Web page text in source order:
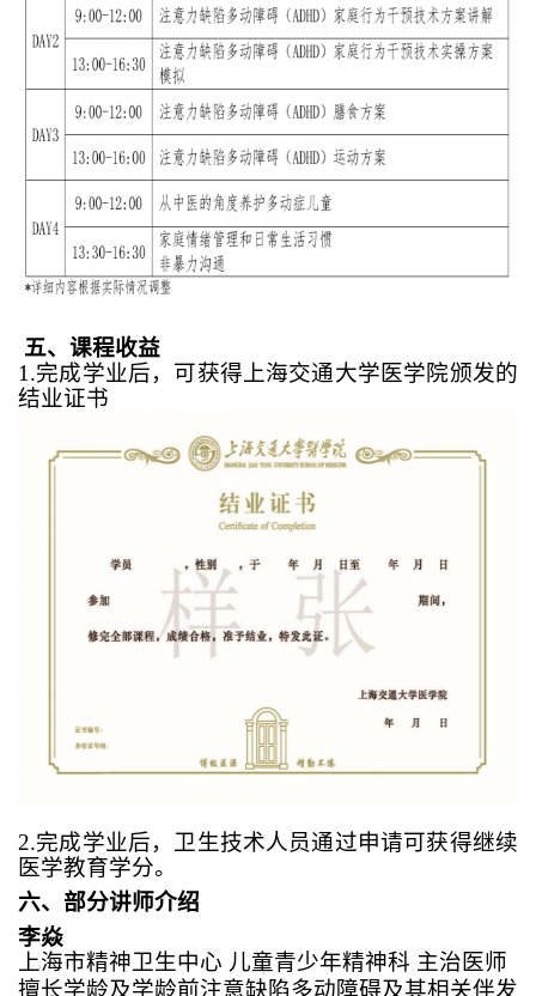
五、课程收益
1 .完成学业后，可获得上海交通大学医学院颁发的
结业证书
2.完成学业后，卫生技术人员通过申请可获得继续
医学教育学分。
六、部分讲师介绍
李焱
上海市精神卫生中心 儿童青少年精神科 主治医师
擅长学龄及学龄前注意缺陷多动障碍及其相关伴发